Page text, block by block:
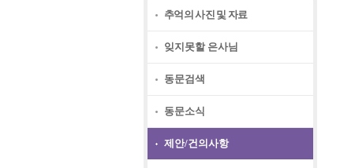
추억의 사진 및 자료
잊지못할 은사님
동문검색
동문소식
제안/건의사항